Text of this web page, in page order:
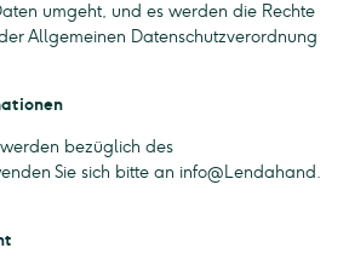
umgeht, und es werden die Rechte
Allgemeinen Datenschutzverordnung
bezüglich des
Sie sich bitte an info@Lendahand.